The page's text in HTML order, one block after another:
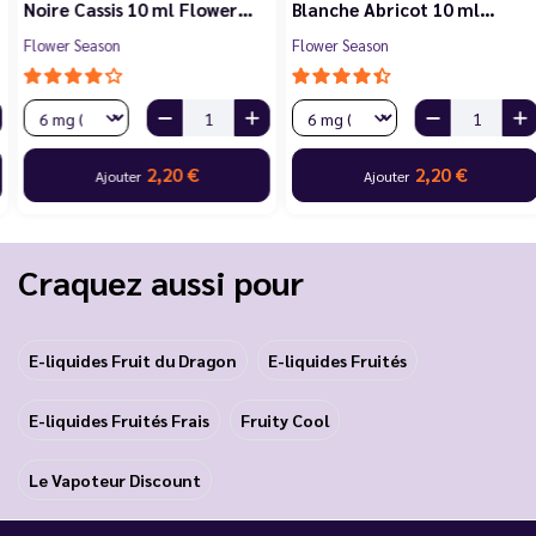
Noire Cassis 10 ml Flower…
Flower Season
Ajouter2,20 €
Blanche Abricot 10 ml…
Flower Season
Ajouter2,20 €
Craquez aussi pour
E-liquides Fruit du Dragon E-liquides Fruités
E-liquides Fruités Frais Fruity Cool
Le Vapoteur Discount